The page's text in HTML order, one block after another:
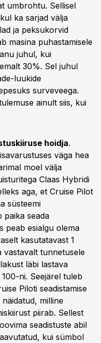
umbrohtu. Sellisel
ka sarjad välja
ja peksukorvid
masina puhastamisele
juhul, kui
30%. Sel juhul
luukide
surveveega.
ainult siis, kui
hoidja.
väga hea
moel välja
Claas Hybridi
aga, et Cruise Pilot
süsteemi
paika seada
peab esialgu olema
kasutatavast 1
vastavalt tunnetusele
läbi lastava
ni. Seejärel tuleb
Piloti seadistamise
milline
piirab. Sellest
seadistuste abil
kui sümbol